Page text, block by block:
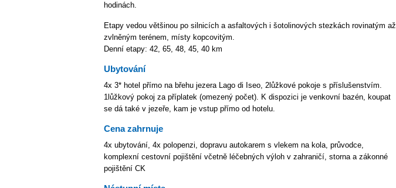
hodinách.
Etapy vedou většinou po silnicích a asfaltových i šotolinových stezkách rovinatým až
zvlněným terénem, místy kopcovitým.
Denní etapy: 42, 65, 48, 45, 40 km
Ubytování
4x 3* hotel přímo na břehu jezera Lago di Iseo, 2lůžkové pokoje s příslušenstvím.
1lůžkový pokoj za příplatek (omezený počet). K dispozici je venkovní bazén, koupat
se dá také v jezeře, kam je vstup přímo od hotelu.
Cena zahrnuje
4x ubytování, 4x polopenzi, dopravu autokarem s vlekem na kola, průvodce,
komplexní cestovní pojištění včetně léčebných výloh v zahraničí, storna a zákonné
pojištění CK